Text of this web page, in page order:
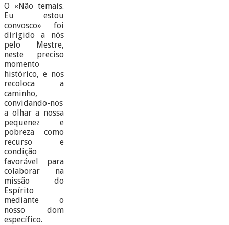
O «Não temais.
Eu estou
convosco» foi
dirigido a nós
pelo Mestre,
neste preciso
momento
histórico, e nos
recoloca a
caminho,
convidando-nos
a olhar a nossa
pequenez e
pobreza como
recurso e
condição
favorável para
colaborar na
missão do
Espírito
mediante o
nosso dom
específico.